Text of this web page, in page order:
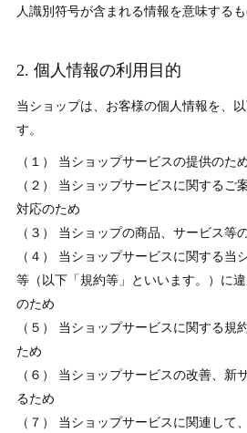
人識別符号が含まれる情報を意味するも
2. 個人情報の利用目的
当ショップは、お客様の個人情報を、
す。
（１） 当ショップサービスの提供のた
（２） 当ショップサービスに関するご
対応のため
（３） 当ショップの商品、サービス等
（４） 当ショップサービスに関する当
等（以下「規約等」といいます。）に
のため
（５） 当ショップサービスに関する規
ため
（６） 当ショップサービスの改善、新
るため
（７） 当ショップサービスに関連して